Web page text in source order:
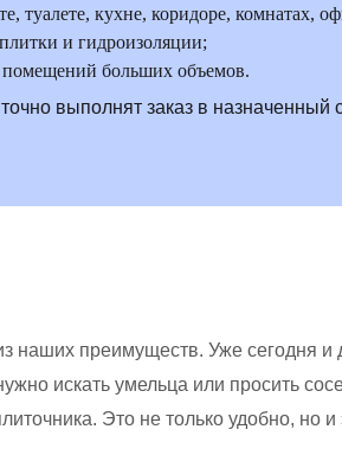
туалете, кухне, коридоре, комнатах,
и гидроизоляции;
помещений больших объемов.
выполнят заказ в назначенный
наших преимуществ. Уже сегодня и
искать умельца или просить
Это не только удобно, но и